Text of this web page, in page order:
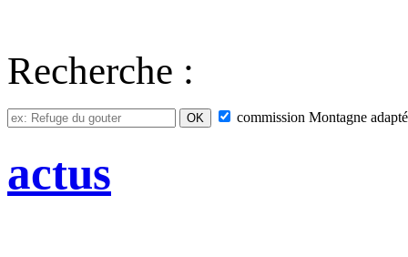
Recherche :
commission Montagne
actus